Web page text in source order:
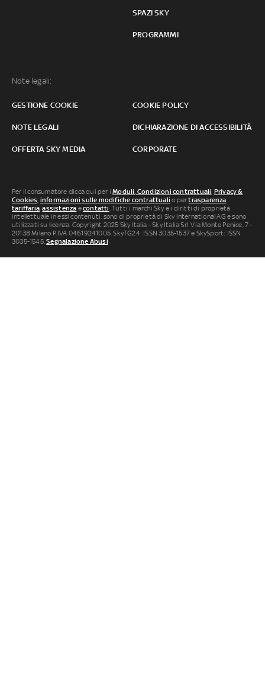
SPAZI SKY
PROGRAMMI
Note legali:
GESTIONE COOKIE COOKIE POLICY
NOTE LEGALI DICHIARAZIONE DI ACCESSIBILITÀ
OFFERTA SKY MEDIA CORPORATE
Per il consumatore clicca qui per iModuli, Condizioni contrattuali Privacy &
Cookies informazioni sulle modifiche contrattuali o pertrasparenza
tariffaria ,assistenza econtatti . Tutti i marchi Sky e i diritti di proprietà
intellettuale in essi contenuti, sono di proprietà di Sky international AG e sono
utilizzati su licenza. Copyright 2025 Sky Italia - Sky Italia Srl Via Monte Penice, 7 -
20138 Milano P.IVA 04619241005. SkyTG24: ISSN 3035-1537 e SkySport: ISSN
3035-1545.Segnalazione Abusi